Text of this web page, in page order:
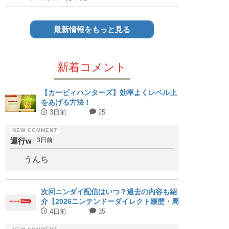
最新情報をもっと見る
新着コメント
【カービィハンターズ】効率よくレベル上
をあげる方法！
3日前 25
運行w 3日前
うんち
次回ニンダイ配信はいつ？過去の内容も紹
介【2026ニンテンドーダイレクト履歴・周
期まとめ】
4日前 35